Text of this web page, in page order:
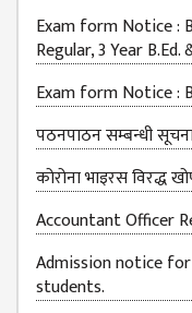
ADMISSION
FORMS
EXAMINATION
FORMS
QUESTIONNAIRE
SCHOLARSHIP
GUIDELINES
OTHERS FORM
DETAILS
Exam form Notice :
Regular, 3 Year
Exam form Notice :
पठनपाठन सम्बन्धी
कोरोना भाइरस विरद्ध
Accountant Officer
Admission notice for
students.